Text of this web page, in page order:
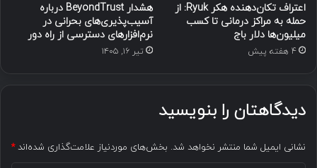
اعتراف تکان‌دهنده هکر Ryuk: از
حمله به مراکز درمانی تا کسب
میلیون‌ها دلار باج
4 هفته پیش
هشدار BeyondTrust درباره
آسیب‌پذیری‌های بحرانی در
نرم‌افزارهای دسترسی از راه دور
تیر ۱۶, ۱۴۰۵
دیدگاهتان را بنویسید
نشانی ایمیل شما منتشر نخواهد شد. بخش‌های موردنیاز علامت‌گذاری شده‌اند*